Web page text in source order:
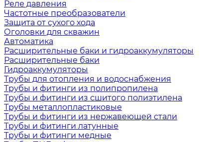
Реле давления
Частотные преобразователи
Защита от сухого хода
Оголовки для скважин
Автоматика
Расширительные баки и гидроаккумуляторы
Расширительные баки
Гидроаккумуляторы
Трубы для отопления и водоснабжения
Трубы и фитинги из полипропилена
Трубы и фитинги из сшитого полиэтилена
Трубы металлопластиковые
Трубы и фитинги из нержавеющей стали
Трубы и фитинги латунные
Трубы и фитинги медные